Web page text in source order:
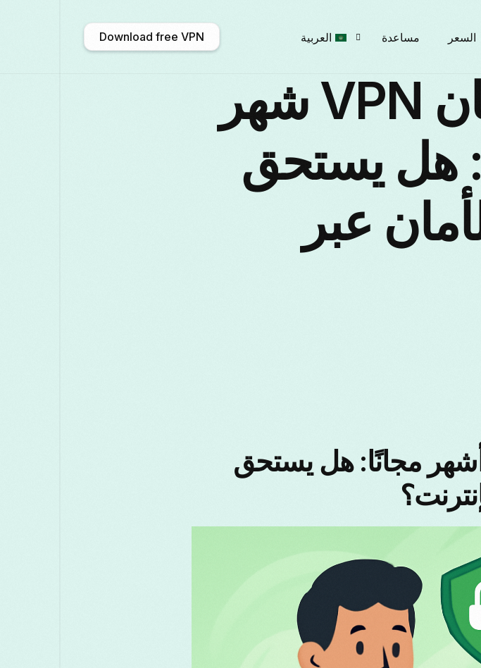
السعر مساعدة العربية
Afrikaans
Български
Français
Download free VPN
VPN أوزبكستان VPN شهر
مجاني لمدة 3: هل يستحق
عبر
VPN أوزبكستان VPN 3 أشهر مجانًا: هل يستحق